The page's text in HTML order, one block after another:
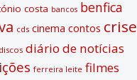
costa bancos benfica
cds cinema contos crise
discos diário de notí­cias
ferreira leite filmes